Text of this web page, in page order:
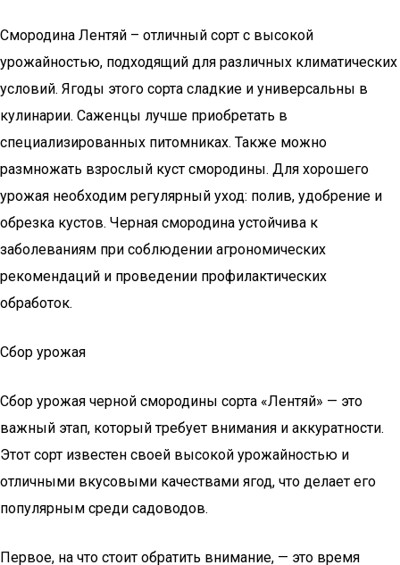
Смородина Лентяй – отличный сорт с высокой
урожайностью, подходящий для различных климатических
условий. Ягоды этого сорта сладкие и универсальны в
кулинарии. Саженцы лучше приобретать в
специализированных питомниках. Также можно
размножать взрослый куст смородины. Для хорошего
урожая необходим регулярный уход: полив, удобрение и
обрезка кустов. Черная смородина устойчива к
заболеваниям при соблюдении агрономических
рекомендаций и проведении профилактических
обработок.
Сбор урожая
Сбор урожая черной смородины сорта «Лентяй» — это
важный этап, который требует внимания и аккуратности.
Этот сорт известен своей высокой урожайностью и
отличными вкусовыми качествами ягод, что делает его
популярным среди садоводов.
Первое, на что стоит обратить внимание, — это время